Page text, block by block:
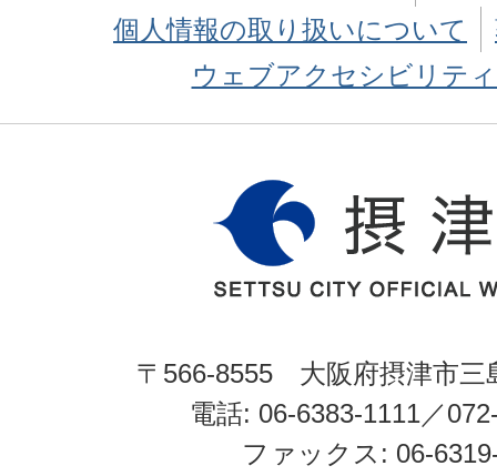
個人情報の取り扱いについて
ウェブアクセシビリテ
〒566-8555 大阪府摂津市三
電話: 06-6383-1111／
ファックス: 06-